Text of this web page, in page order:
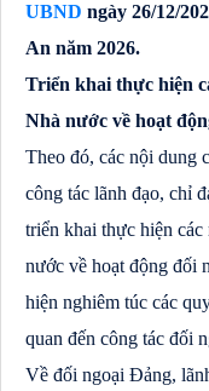
UBND ngày 26/12/
An năm 2026.
Triển khai thực hiện
Nhà nước về hoạt
Theo đó, các nội dung
công tác lãnh đạo, chỉ
triển khai thực hiện
nước về hoạt động đối
hiện nghiêm túc các
quan đến công tác đối
Về đối ngoại Đảng,